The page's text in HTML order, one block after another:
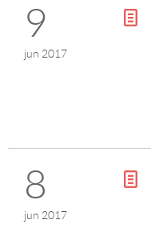
9
jun 2017
g
8
jun 2017
g